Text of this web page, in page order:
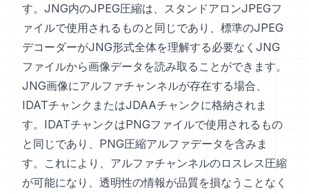
す。JNG内のJPEG圧縮は、スタンドアロンJPEGフ
ァイルで使用されるものと同じであり、標準のJPEG
デコーダーがJNG形式全体を理解する必要なくJNG
ファイルから画像データを読み取ることができます。
JNG画像にアルファチャンネルが存在する場合、
IDATチャンクまたはJDAAチャンクに格納されま
す。IDATチャンクはPNGファイルで使用されるもの
と同じであり、PNG圧縮アルファデータを含みま
す。これにより、アルファチャンネルのロスレス圧縮
が可能になり、透明性の情報が品質を損なうことなく